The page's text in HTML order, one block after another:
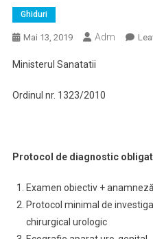
Ghiduri
Mai 13, 2019 Adm
Ministerul Sanatatii
Ordinul nr. 1323/2010
Protocol de diagnostic
Examen obiectiv + anamneză
Protocol minimal de
chirurgical urologic